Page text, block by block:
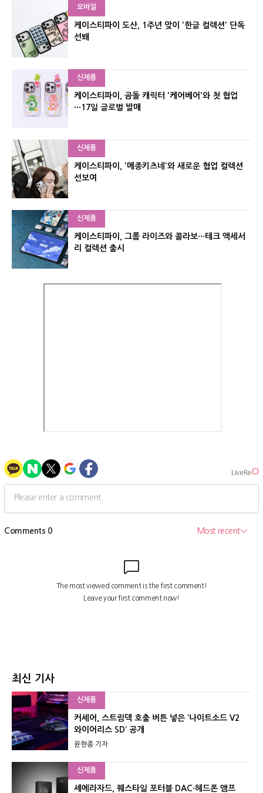
모바일
케이스티파이 도산, 1주년 맞이 '한글 컬렉션' 단독
선봬
신제품
케이스티파이, 곰돌 캐릭터 '케어베어'와 첫 협업
···17일 글로벌 발매
신제품
케이스티파이, '메종키츠네'와 새로운 협업 컬렉션
선보여
신제품
케이스티파이, 그룹 라이즈와 콜라보···테크 액세서
리 컬렉션 출시
최신 기사
신제품
커세어, 스트림덱 호출 버튼 넣은 ‘나이트소드 V2
와이어리스 SD’ 공개
윤현종 기자
신제품
셰에라자드, 퀘스타일 포터블 DAC·헤드폰 앰프